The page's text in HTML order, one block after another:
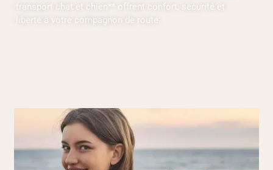
transport chat et chien** offrent confort, sécurité et
liberté à votre compagnon de route.